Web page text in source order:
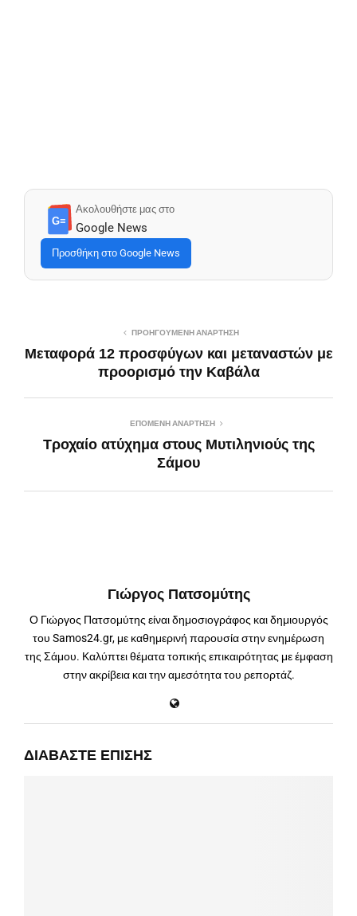
G≡
Ακολουθήστε μας στο
Google News
Προσθήκη στο Google News
ΠΡΟΗΓΟΎΜΕΝΗ ΑΝΆΡΤΗΣΗ
Μεταφορά 12 προσφύγων και μεταναστών με
προορισμό την Καβάλα
ΕΠΌΜΕΝΗ ΑΝΆΡΤΗΣΗ
Τροχαίο ατύχημα στους Μυτιληνιούς της
Σάμου
Γιώργος Πατσομύτης
Ο Γιώργος Πατσομύτης είναι δημοσιογράφος και δημιουργός
του Samos24.gr, με καθημερινή παρουσία στην ενημέρωση
της Σάμου. Καλύπτει θέματα τοπικής επικαιρότητας με έμφαση
στην ακρίβεια και την αμεσότητα του ρεπορτάζ.
ΔΙΑΒΆΣΤΕ ΕΠΊΣΗΣ